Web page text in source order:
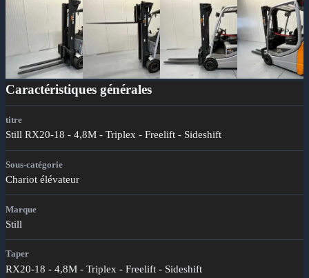
Caractéristiques générales
titre
Still RX20-18 - 4,8M - Triplex - Freelift - Sideshift
Sous-catégorie
Chariot élévateur
Marque
Still
Taper
RX20-18 - 4,8M - Triplex - Freelift - Sideshift